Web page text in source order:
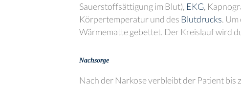
Sauerstoffsättigung im Blut), EKG,
Körpertemperatur und des Blutdrucks.
Wärmematte gebettet. Der Kreislauf wird
Nachsorge
Nach der Narkose verbleibt der Patient